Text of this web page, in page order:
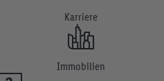
Karriere
Immobilien